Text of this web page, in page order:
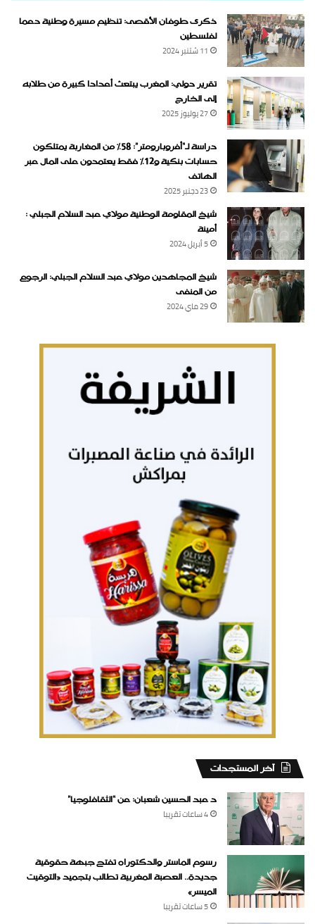
ذكرى طوفان الأقصى: تنظيم مسيرة وطنية دعما
لفلسطين
11 شتنبر 2024
تقرير دولي: المغرب يبتعث أعدادا كبيرة من طلابه
إلى الخارج
27 يوليوز 2025
دراسة لـ“أفروبارومتر”: 58٪ من المغاربة يمتلكون
حسابات بنكية و12٪ فقط يعتمدون على المال عبر
الهاتف
23 دجنبر 2025
شيخ المقاومة الوطنية مولاي عبد السلام الجبلي :
أمينة
5 أبريل 2024
شيخ المجاهدين مولاي عبد السلام الجبلي: الرجوع
من المنفى
29 ماي 2024
‏آخر المستجدات
د عبد الحسين شعبان: عن “الثقافلوجيا”
4 ساعات ‏تقريبا
رسوم الماستر والدكتوراه تفتح جبهة حقوقية
جديدة.. العصبة المغربية تطالب بتجميد «التوقيت
الميسر»
5 ساعات ‏تقريبا